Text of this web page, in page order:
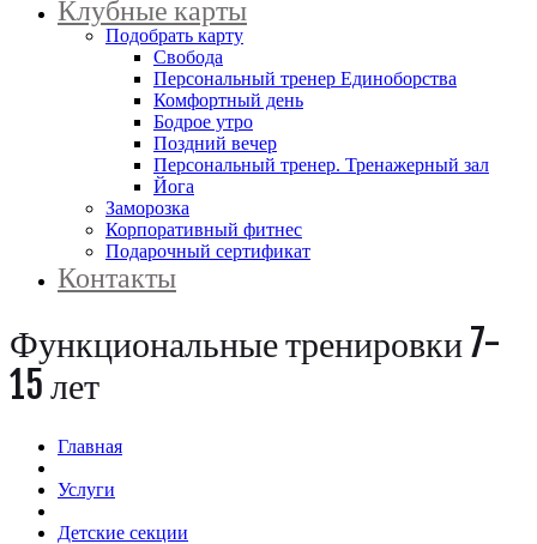
Клубные карты
Подобрать карту
Свобода
Персональный тренер Единоборства
Комфортный день
Бодрое утро
Поздний вечер
Персональный тренер. Тренажерный зал
Йога
Заморозка
Корпоративный фитнес
Подарочный сертификат
Контакты
Функциональные тренировки 7-
15 лет
Главная
Услуги
Детские секции